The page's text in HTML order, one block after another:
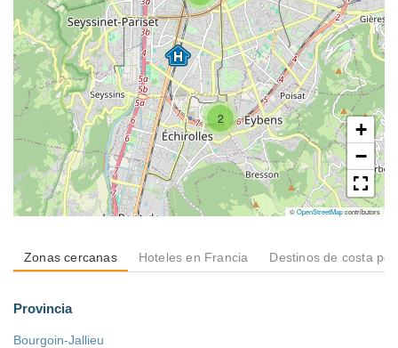
2
+
−
©OpenStreetMapcontributors
Zonas cercanas Hoteles en Francia Destinos de costa
Provincia
Bourgoin-Jallieu